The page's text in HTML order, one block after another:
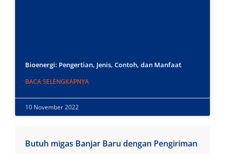
Bioenergi: Pengertian, Jenis, Contoh, dan Manfaat
BACA SELENGKAPNYA
10 November 2022
Butuh migas Banjar Baru dengan Pengiriman